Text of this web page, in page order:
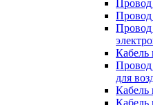
Провод
Кабель
для
Кабель
Кабель